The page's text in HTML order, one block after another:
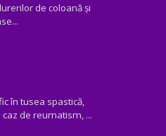
de coloană și
în tusea spastică,
de reumatism, ...